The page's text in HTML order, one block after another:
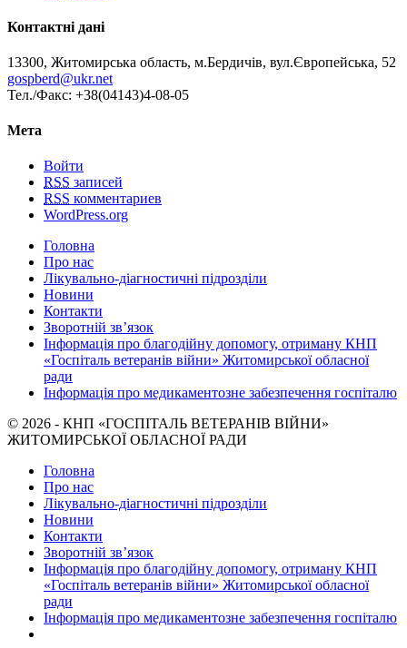
Контактні дані
13300, Житомирська область, м.Бердичів, вул.Європейська, 52
gospberd@ukr.net
Тел./Факс: +38(04143)4-08-05
Мета
Войти
RSS записей
RSS комментариев
WordPress.org
Головна
Про нас
Лікувально-діагностичні підрозділи
Новини
Контакти
Зворотній зв’язок
Інформація про благодійну допомогу, отриману КНП
«Госпіталь ветеранів війни» Житомирської обласної
ради
Інформація про медикаментозне забезпечення госпіталю
© 2026 - КНП «ГОСПІТАЛЬ ВЕТЕРАНІВ ВІЙНИ»
ЖИТОМИРСЬКОЇ ОБЛАСНОЇ РАДИ
Головна
Про нас
Лікувально-діагностичні підрозділи
Новини
Контакти
Зворотній зв’язок
Інформація про благодійну допомогу, отриману КНП
«Госпіталь ветеранів війни» Житомирської обласної
ради
Інформація про медикаментозне забезпечення госпіталю